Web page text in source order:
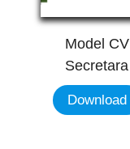
Model CV
Secretara
Download